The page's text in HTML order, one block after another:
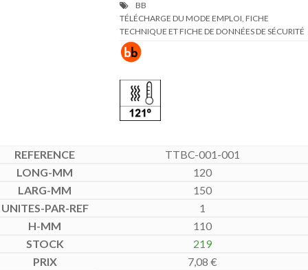
TÉLÉCHARGE DU MODE EMPLOI, FICHE
TECHNIQUE ET FICHE DE DONNÉES DE SÉCURITÉ
TTBC-001-001
120
150
1
110
219
7,08 €